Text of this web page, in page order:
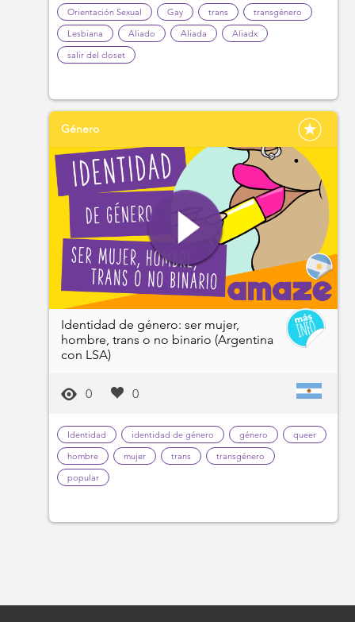
Orientación Sexual Gay trans
transgénero
Lesbiana
Aliado Aliada
Aliadx
salir del closet
Género
Identidad de género: ser mujer,
hombre, trans o no binario (Argentina
con LSA)
0 0
Identidad identidad de género género
queer
hombre
mujer trans
transgénero
popular